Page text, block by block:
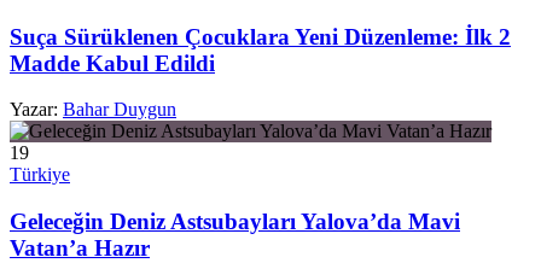
Suça Sürüklenen Çocuklara Yeni Düzenleme: İlk 2
Madde Kabul Edildi
Yazar: Bahar Duygun
19
Türkiye
Geleceğin Deniz Astsubayları Yalova’da Mavi
Vatan’a Hazır